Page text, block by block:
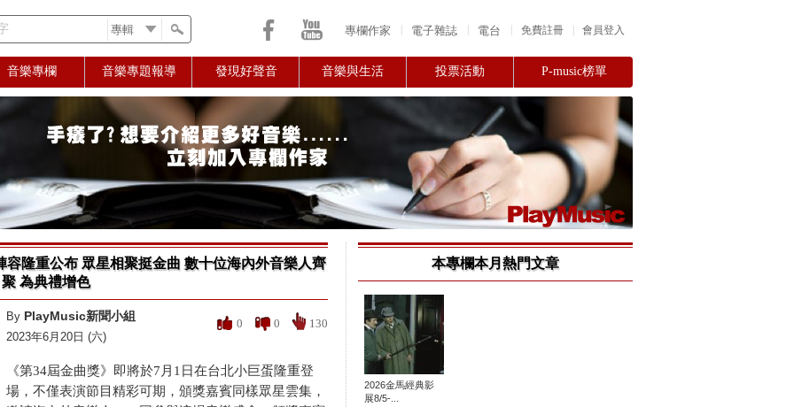
會員登入
免費註冊
專欄作家 電子雜誌 電台
音樂專欄 音樂專題報導 發現好聲音 音樂與生活 投票活動 P-music榜單
隆重公布 眾星相聚挺金曲 數十位海內外音樂人齊
聚 為典禮增色
0 0 130
By PlayMusic新聞小組
2023年6月20日 (六)
《第34屆金曲獎》即將於7月1日在台北小巨蛋隆重登
場，不僅表演節目精彩可期，頒獎嘉賓同樣眾星雲集，
本專欄本月熱門文章
2026金馬經典影
展8/5-...